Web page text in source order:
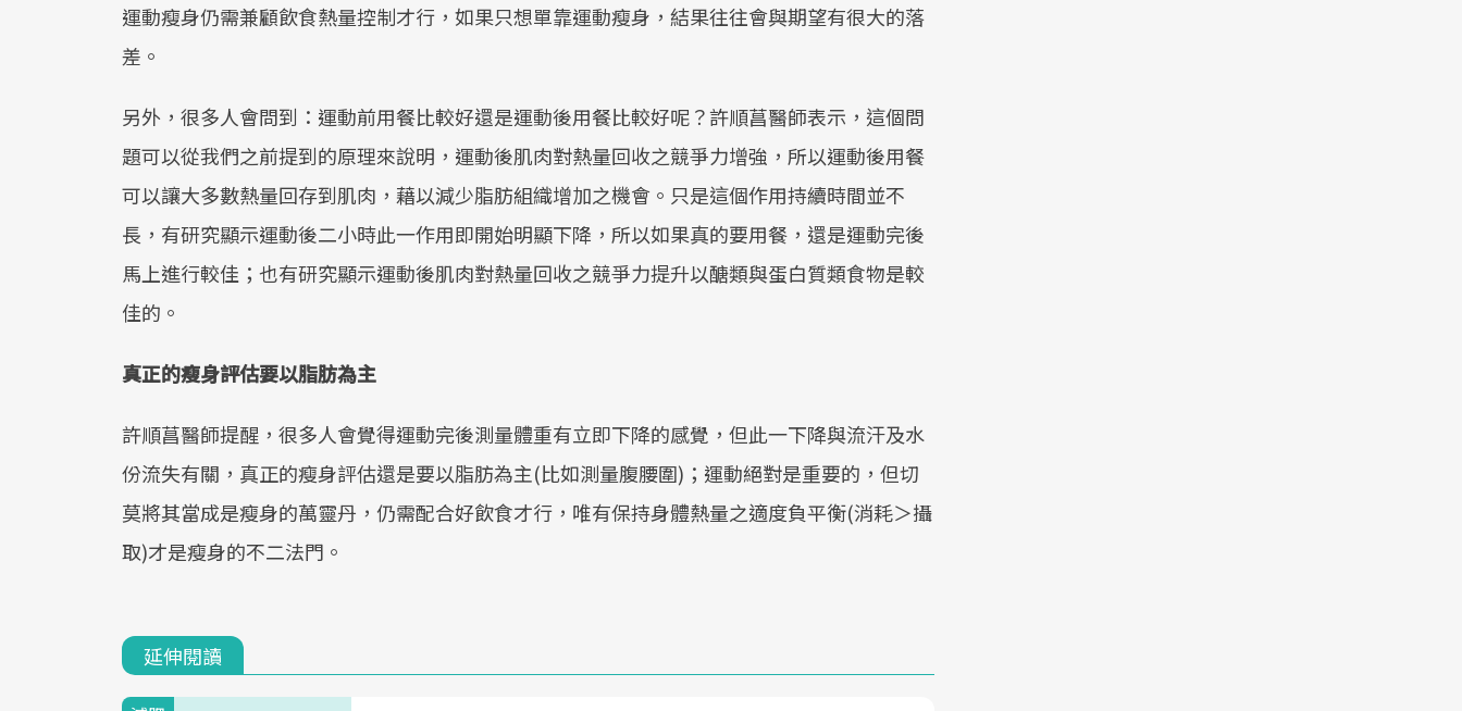
運動瘦身仍需兼顧飲食熱量控制才行，如果只想單靠運動瘦身，結果往往會與期望有很大的落
差。
另外，很多人會問到：運動前用餐比較好還是運動後用餐比較好呢？許順菖醫師表示，這個問
題可以從我們之前提到的原理來說明，運動後肌肉對熱量回收之競爭力增強，所以運動後用餐
可以讓大多數熱量回存到肌肉，藉以減少脂肪組織增加之機會。只是這個作用持續時間並不
長，有研究顯示運動後二小時此一作用即開始明顯下降，所以如果真的要用餐，還是運動完後
馬上進行較佳；也有研究顯示運動後肌肉對熱量回收之競爭力提升以醣類與蛋白質類食物是較
佳的。
真正的瘦身評估要以脂肪為主
許順菖醫師提醒，很多人會覺得運動完後測量體重有立即下降的感覺，但此一下降與流汗及水
份流失有關，真正的瘦身評估還是要以脂肪為主(比如測量腹腰圍)；運動絕對是重要的，但切
莫將其當成是瘦身的萬靈丹，仍需配合好飲食才行，唯有保持身體熱量之適度負平衡(消耗＞攝
取)才是瘦身的不二法門。
延伸閱讀